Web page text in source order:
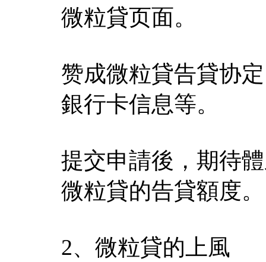
微粒貸页面。
赞成微粒貸告貸协
銀行卡信息等。
提交申請後，期待
微粒貸的告貸額度。
2、微粒貸的上風